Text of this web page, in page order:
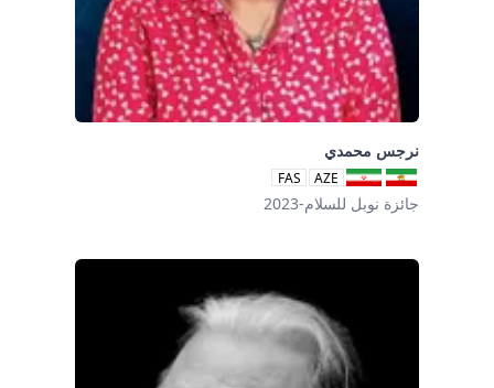
نرجس محمدي
AZE
FAS
جائزة نوبل للسلام-2023